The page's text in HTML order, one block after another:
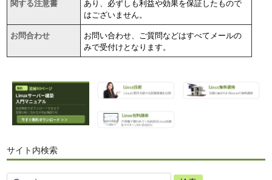
関する注意書
あり、必ずしも利益や効果を保証したもので
はございません。
お問合わせ
お問い合わせ、ご質問などはすべてメールの
みで受付けとなります。
サイト内検索